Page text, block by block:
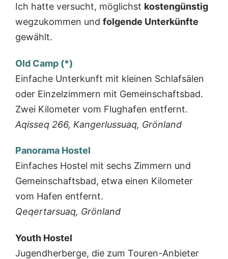
Ich hatte versucht, möglichst kostengünstig
wegzukommen und folgende Unterkünfte
gewählt.
Old Camp (*)
Einfache Unterkunft mit kleinen Schlafsälen
oder Einzelzimmern mit Gemeinschaftsbad.
Zwei Kilometer vom Flughafen entfernt.
Aqisseq 266, Kangerlussuaq, Grönland
Panorama Hostel
Einfaches Hostel mit sechs Zimmern und
Gemeinschaftsbad, etwa einen Kilometer
vom Hafen entfernt.
Qeqertarsuaq, Grönland
Youth Hostel
Jugendherberge, die zum Touren-Anbieter